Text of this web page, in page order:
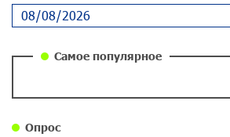
парламентского бойкота
повестка дня? «Паст»
Самое популярное
Опрос